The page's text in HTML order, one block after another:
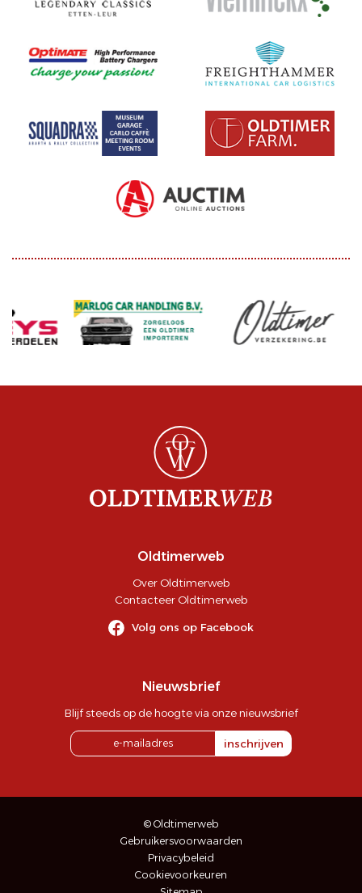
Oldtimerweb
Over Oldtimerweb
Contacteer Oldtimerweb
Volg ons op Facebook
Nieuwsbrief
Blijf steeds op de hoogte via onze nieuwsbrief
inschrijven
© Oldtimerweb
Gebruikersvoorwaarden
Privacybeleid
Cookievoorkeuren